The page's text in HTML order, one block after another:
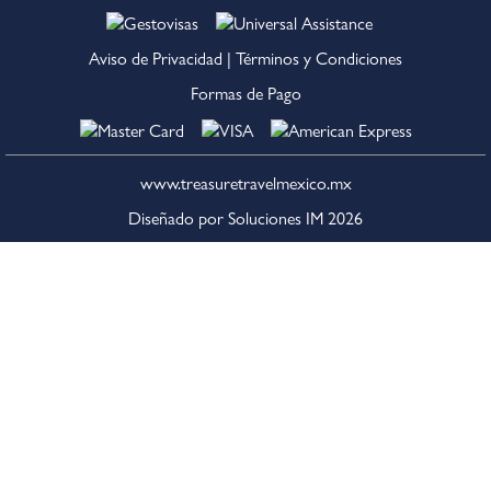
Aviso de Privacidad | Términos y Condiciones
Formas de Pago
www.treasuretravelmexico.mx
Diseñado por Soluciones IM 2026